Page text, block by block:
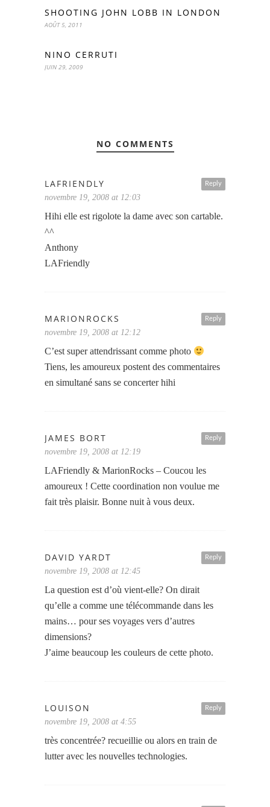
SHOOTING JOHN LOBB IN LONDON
AOÛT 5, 2011
NINO CERRUTI
JUIN 29, 2009
NO COMMENTS
Reply
LAFRIENDLY
novembre 19, 2008 at 12:03
Hihi elle est rigolote la dame avec son cartable.
^^
Anthony
LAFriendly
Reply
MARIONROCKS
novembre 19, 2008 at 12:12
C’est super attendrissant comme photo
Tiens, les amoureux postent des commentaires
en simultané sans se concerter hihi
Reply
JAMES BORT
novembre 19, 2008 at 12:19
LAFriendly & MarionRocks – Coucou les
amoureux ! Cette coordination non voulue me
fait très plaisir. Bonne nuit à vous deux.
Reply
DAVID YARDT
novembre 19, 2008 at 12:45
La question est d’où vient-elle? On dirait
qu’elle a comme une télécommande dans les
mains… pour ses voyages vers d’autres
dimensions?
J’aime beaucoup les couleurs de cette photo.
Reply
LOUISON
novembre 19, 2008 at 4:55
très concentrée? recueillie ou alors en train de
lutter avec les nouvelles technologies.